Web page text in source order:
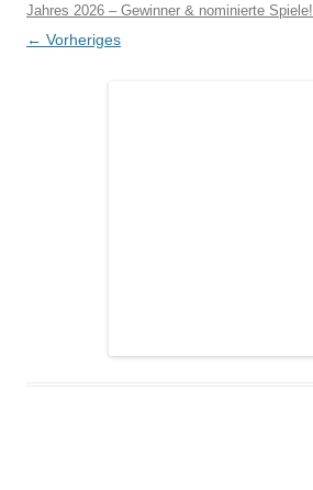
Jahres 2026 – Gewinner & nominierte Spiele!
← Vorheriges